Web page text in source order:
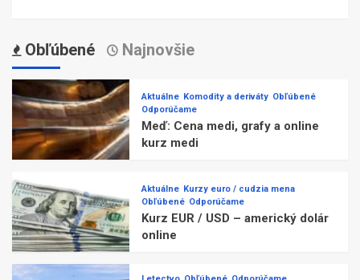
Obľúbené Najnovšie
Aktuálne Komodity a deriváty Obľúbené
Odporúčame
Meď: Cena medi, grafy a online
kurz medi
Aktuálne Kurzy euro / cudzia mena
Obľúbené Odporúčame
Kurz EUR / USD – americký dolár
online